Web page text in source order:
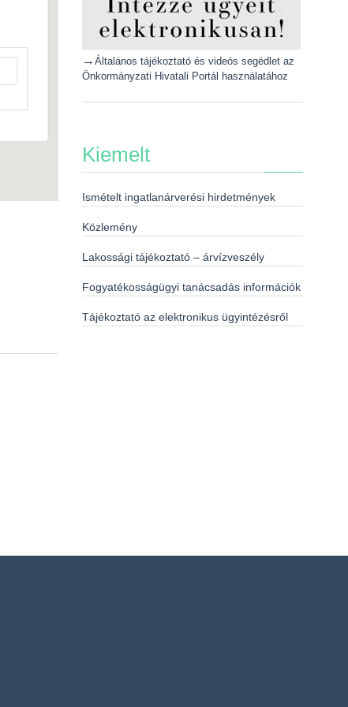
→ Általános tájékoztató és videós segédlet az
Önkormányzati Hivatali Portál használatához
Kiemelt
Ismételt ingatlanárverési hirdetmények
Közlemény
Lakossági tájékoztató – árvízveszély
Fogyatékosságügyi tanácsadás információk
Tájékoztató az elektronikus ügyintézésről